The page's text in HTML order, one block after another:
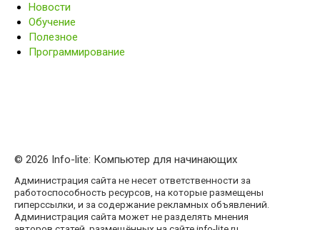
Новости
Обучение
Полезное
Программирование
© 2026 Info-lite: Компьютер для начинающих
Администрация сайта не несет ответственности за
работоспособность ресурсов, на которые размещены
гиперссылки, и за содержание рекламных объявлений.
Администрация сайта может не разделять мнения